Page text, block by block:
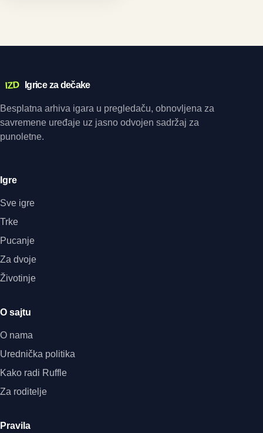
IZD Igrice za dečake
Besplatna arhiva igara u pregledaču, obnovljena za
savremene uređaje uz jasno odvojen sadržaj za
punoletne.
Igre
Sve igre
Trke
Pucanje
Za dvoje
Životinje
O sajtu
O nama
Urednička politika
Kako radi Ruffle
Za roditelje
Pravila